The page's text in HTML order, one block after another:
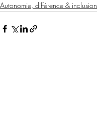
Autonomie, différence & inclusion